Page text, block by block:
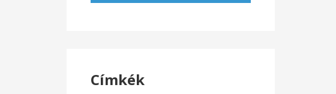
Címkék